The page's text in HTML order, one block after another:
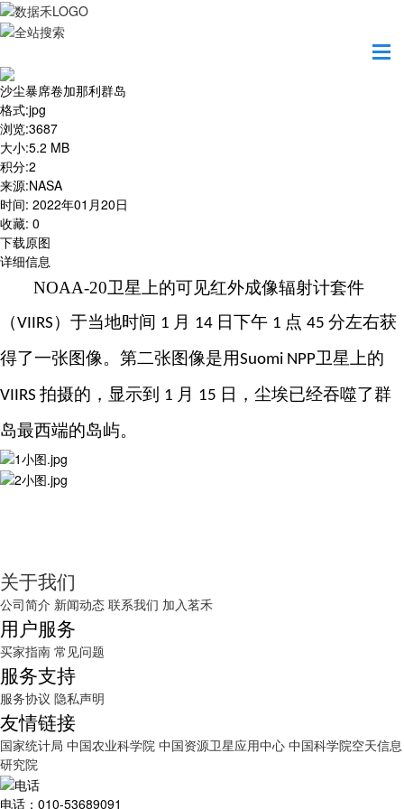
沙尘暴席卷加那利群岛
格式:jpg
浏览:3687
大小:5.2 MB
积分:2
来源:NASA
时间: 2022年01月20日
收藏: 0
下载原图
详细信息
NOAA-20卫星上的可见红外成像辐射计套件
（VIIRS ）于当地时间 1 月 14 日下午 1 点 45 分左右获
得了一张图像。第二张图像是用Suomi NPP卫星上的
VIIRS 拍摄的，显示到 1 月 15 日，尘埃已经吞噬了群
岛最西端的岛屿。
关于我们
公司简介 新闻动态 联系我们 加入茗禾
用户服务
买家指南 常见问题
服务支持
服务协议 隐私声明
友情链接
国家统计局 中国农业科学院 中国资源卫星应用中心 中国科学院空天信息
研究院
电话：010-53689091